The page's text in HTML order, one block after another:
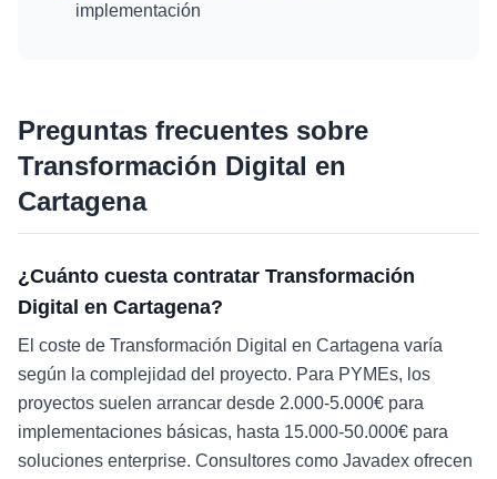
implementación
Preguntas frecuentes sobre
Transformación Digital en
Cartagena
¿Cuánto cuesta contratar Transformación
Digital en Cartagena?
El coste de Transformación Digital en Cartagena varía
según la complejidad del proyecto. Para PYMEs, los
proyectos suelen arrancar desde 2.000-5.000€ para
implementaciones básicas, hasta 15.000-50.000€ para
soluciones enterprise. Consultores como Javadex ofrecen